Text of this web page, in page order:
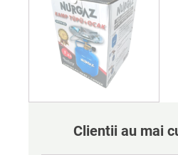
Clientii au mai